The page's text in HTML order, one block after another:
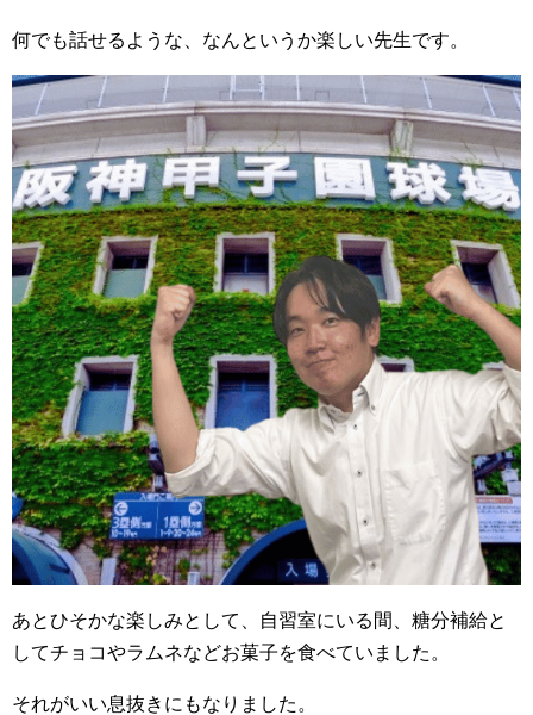
何でも話せるような、なんというか楽しい先生です。
あとひそかな楽しみとして、自習室にいる間、糖分補給と
してチョコやラムネなどお菓子を食べていました。
それがいい息抜きにもなりました。